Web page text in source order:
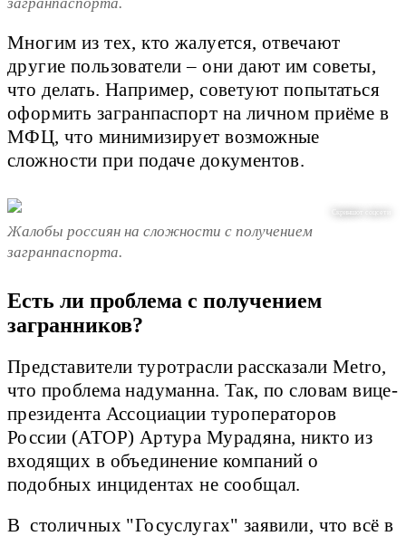
Многим из тех, кто жалуется, отвечают
другие пользователи – они дают им советы,
что делать. Например, советуют попытаться
оформить загранпаспорт на личном приёме в
МФЦ, что минимизирует возможные
сложности при подаче документов.
Скриншот соцсети
Жалобы россиян на сложности с получением
загранпаспорта.
Есть ли проблема с получением
загранников?
Представители туротрасли рассказали Metro,
что проблема надуманна. Так, по словам вице-
президента Ассоциации туроператоров
России (АТОР) Артура Мурадяна, никто из
входящих в объединение компаний о
подобных инцидентах не сообщал.
В столичных "Госуслугах" заявили, что всё в